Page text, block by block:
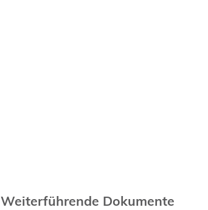
Weiterführende Dokumente